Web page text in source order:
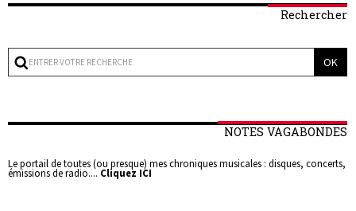
Rechercher
NOTES VAGABONDES
Le portail de toutes (ou presque) mes chroniques musicales : disques, concerts,
émissions de radio.... Cliquez ICI